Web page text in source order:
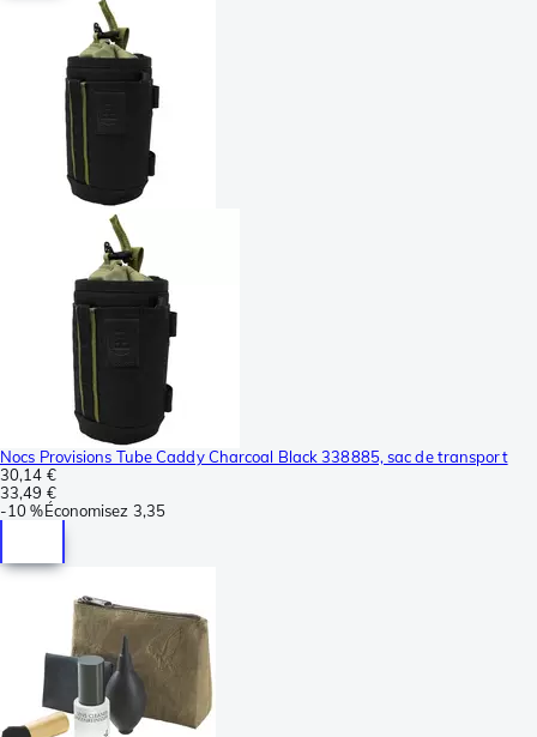
Nocs Provisions Tube Caddy Charcoal Black 338885, sac de transport
30,14 €
33,49 €
-10 %Économisez 3,35